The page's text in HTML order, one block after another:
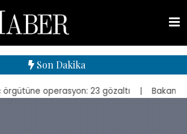
Son Dakika
operasyon: 23 gözaltı | Bakan Kurum,